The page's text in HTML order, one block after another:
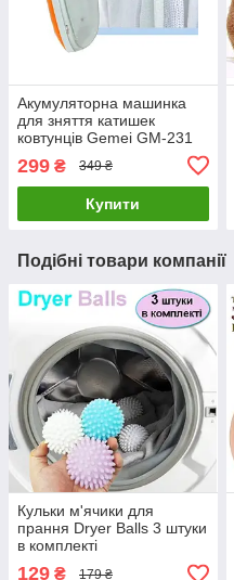
Акумуляторна машинка
для зняття катишек
ковтунців Gemei GM-231
299 ₴ 349 ₴
Купити
Подібні товари компанії
Кульки м'ячики для
прання Dryer Balls 3 штуки
в комплекті
129 ₴ 179 ₴